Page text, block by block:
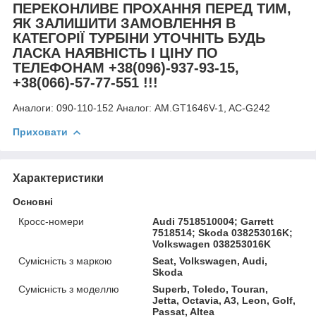
ПЕРЕКОНЛИВЕ ПРОХАННЯ ПЕРЕД ТИМ,
ЯК ЗАЛИШИТИ ЗАМОВЛЕННЯ В
КАТЕГОРІЇ ТУРБІНИ УТОЧНІТЬ БУДЬ
ЛАСКА НАЯВНІСТЬ І ЦІНУ ПО
ТЕЛЕФОНАМ +38(096)-937-93-15,
+38(066)-57-77-551 !!!
Аналоги: 090-110-152 Аналог: AM.GT1646V-1, AC-G242
Приховати
Характеристики
Основні
Кросс-номери
Audi 7518510004; Garrett
7518514; Skoda 038253016K;
Volkswagen 038253016K
Сумісність з маркою
Seat, Volkswagen, Audi,
Skoda
Сумісність з моделлю
Superb, Toledo, Touran,
Jetta, Octavia, A3, Leon, Golf,
Passat, Altea